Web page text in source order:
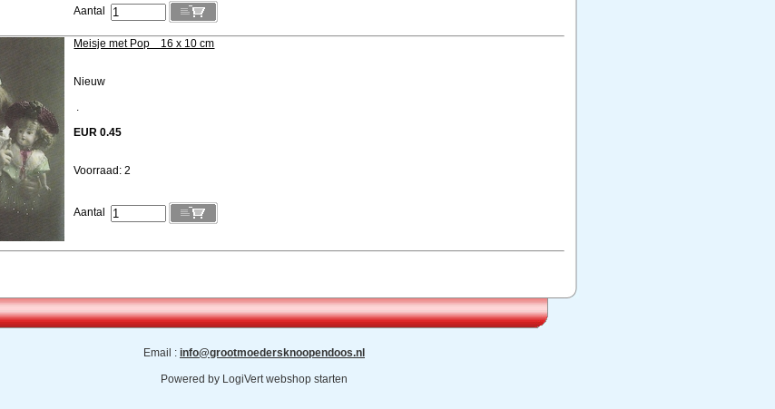
Aantal
Meisje met Pop 16 x 10 cm
Nieuw
.
EUR 0.45
Voorraad: 2
Aantal
Email : info@grootmoedersknoopendoos.nl
Powered by LogiVert webshop starten